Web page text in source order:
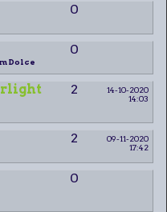
0
0
Dolce
2
14-10-2020
14:03
2
09-11-2020
17:42
0